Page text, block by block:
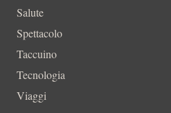
Salute
Spettacolo
Taccuino
Tecnologia
Viaggi